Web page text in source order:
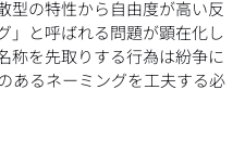
型の特性から自由度が高い反
」と呼ばれる問題が顕在化し
称を先取りする行為は紛争に
あるネーミングを工夫する必